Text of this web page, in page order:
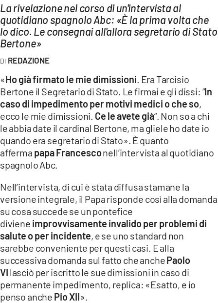
LAC ONAIR
LaC
Network
LACPLAY.IT
LACTV.IT
LACONAIR.IT
LACITYMAG.IT
ILREGGINO.IT
COSENZACHANNEL.IT
ILVIBONESE.IT
CATANZAROCHANNEL.IT
LACAPITALENEWS.IT
App
ANDROID
APPLE
La rivelazione nel corso di un'intervista al
quotidiano spagnolo Abc: «È la prima volta che
lo dico. Le consegnai all'allora segretario di Stato
Bertone»
REDAZIONE
«Ho già firmato le mie dimissioni . Era Tarcisio
Bertone il Segretario di Stato. Le firmai e gli dissi: “In
caso di impedimento per motivi medici o che so,
ecco le mie dimissioni. Ce le avete già“. Non so a chi
le abbia date il cardinal Bertone, ma gliele ho date io
quando era segretario di Stato». È quanto
afferma papa Francesconell’intervista al quotidiano
spagnolo Abc.
Nell’intervista, di cui è stata diffusa stamane la
versione integrale, il Papa risponde così alla domanda
su cosa succede se un pontefice
diviene improvvisamente invalido per problemi di
salute o per incidente, e se uno standard non
sarebbe conveniente per questi casi. E alla
successiva domanda sul fatto che anchePaolo
VI lasciò per iscritto le sue dimissioni in caso di
permanente impedimento, replica: «Esatto, e io
penso anche Pio XII».